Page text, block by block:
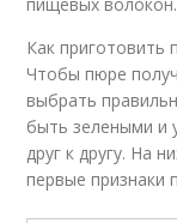
Как приготовить
Чтобы пюре
выбрать
быть зелеными и
друг к другу. На
первые признаки